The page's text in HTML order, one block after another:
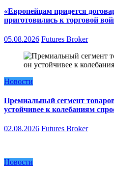
«Европейцам придется
приготовились к торговой
05.08.2026 Futures Broker
Новости
Премиальный сегмент
устойчивее к колебаниям
02.08.2026 Futures Broker
Новости